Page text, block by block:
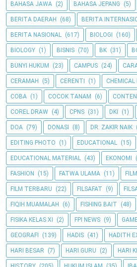
BAHASA JAWA (2) BAHASA JEPANG (5)
BERITA DAERAH (68) BERITA
BERITA NASIONAL (617) BIOLOGI (160)
BIOLOGY (1) BISNIS (70) BK (31)
BUNYI HUKUM (23) CAMPUS (24)
CERAMAH (5) CERENTI (1) CHEMICAL
COBA (1) COCOK TANAM (6)
COREL DRAW (4) CPNS (31) DKI (1)
DOA (79) DONASI (8) DR. ZAKIR NAIK
EDITING PHOTO (1) EDUCATIONAL (15)
EDUCATIONAL MATERIAL (43) EKONOMI
FASHION (15) FATWA ULAMA (11) FILM
FILM TERBARU (22) FILSAFAT (9)
FIQIH MUAMALAH (6) FISHING BAIT (48)
FISIKA KELAS XI (2) FPI NEWS (9)
GEOGRAFI (139) HADIS (41) HADITH
HARI BESAR (7) HARI GURU (2) HARI